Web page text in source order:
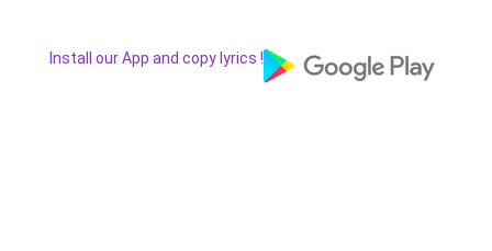
Install our App and copy lyrics !